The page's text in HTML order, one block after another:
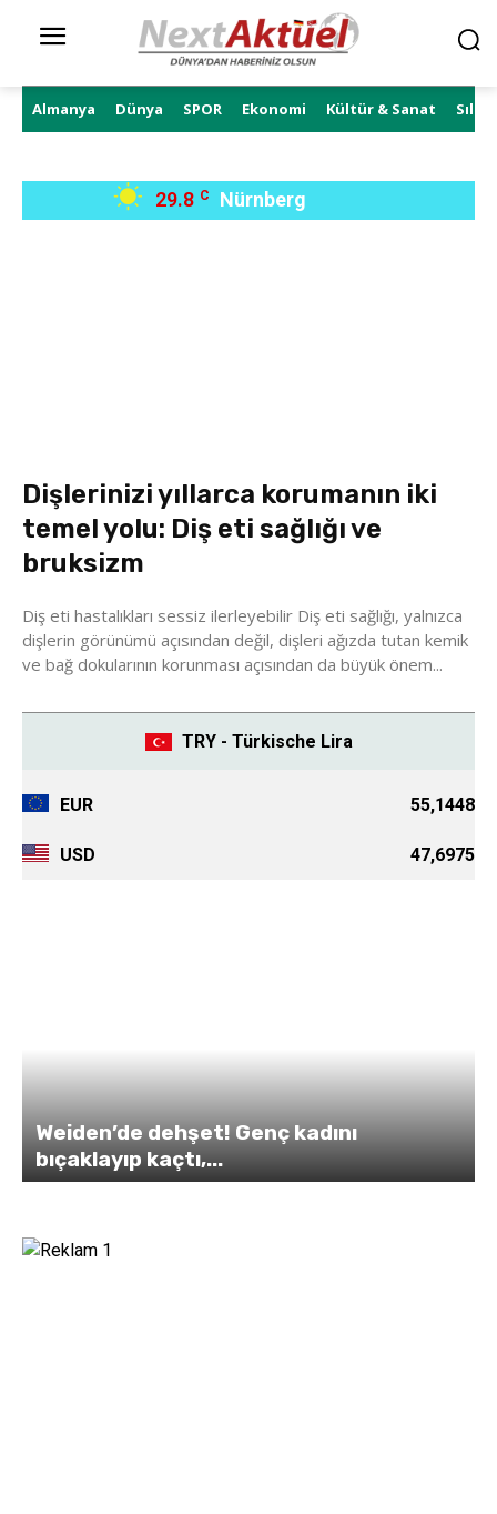
Almanya Dünya SPOR Ekonomi Kültür & Sanat Sıla
29.8 C Nürnberg
Dişlerinizi yıllarca korumanın iki
temel yolu: Diş eti sağlığı ve
bruksizm
Diş eti hastalıkları sessiz ilerleyebilir Diş eti sağlığı, yalnızca
dişlerin görünümü açısından değil, dişleri ağızda tutan kemik
ve bağ dokularının korunması açısından da büyük önem...
TRY - Türkische Lira
EUR 55,1448
USD 47,6975
Weiden’de dehşet! Genç kadını
bıçaklayıp kaçtı,...